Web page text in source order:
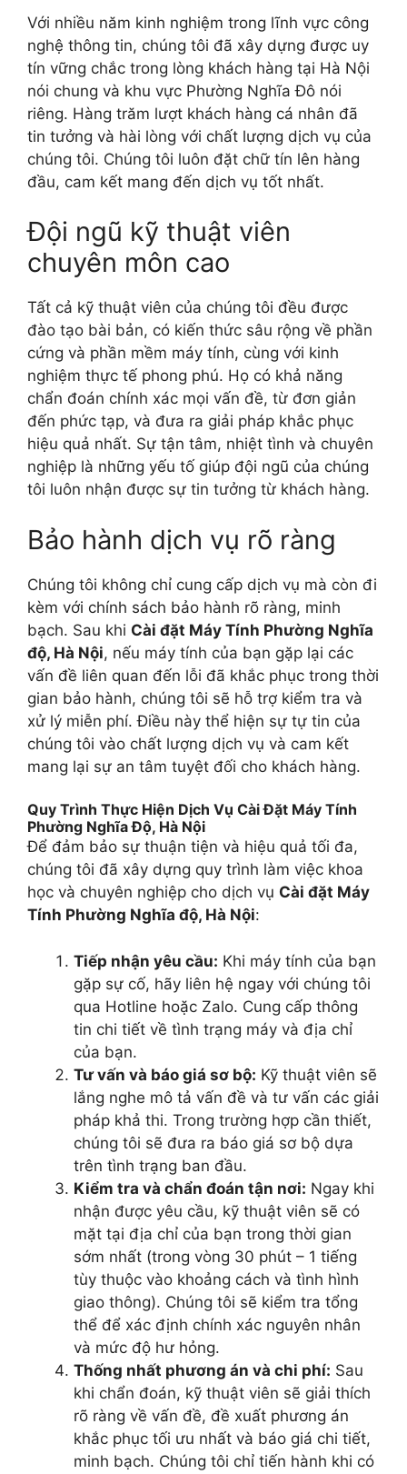
Với nhiều năm kinh nghiệm trong lĩnh vực công
nghệ thông tin, chúng tôi đã xây dựng được uy
tín vững chắc trong lòng khách hàng tại Hà Nội
nói chung và khu vực Phường Nghĩa Đô nói
riêng. Hàng trăm lượt khách hàng cá nhân đã
tin tưởng và hài lòng với chất lượng dịch vụ của
chúng tôi. Chúng tôi luôn đặt chữ tín lên hàng
đầu, cam kết mang đến dịch vụ tốt nhất.
Đội ngũ kỹ thuật viên
chuyên môn cao
Tất cả kỹ thuật viên của chúng tôi đều được
đào tạo bài bản, có kiến thức sâu rộng về phần
cứng và phần mềm máy tính, cùng với kinh
nghiệm thực tế phong phú. Họ có khả năng
chẩn đoán chính xác mọi vấn đề, từ đơn giản
đến phức tạp, và đưa ra giải pháp khắc phục
hiệu quả nhất. Sự tận tâm, nhiệt tình và chuyên
nghiệp là những yếu tố giúp đội ngũ của chúng
tôi luôn nhận được sự tin tưởng từ khách hàng.
Bảo hành dịch vụ rõ ràng
Chúng tôi không chỉ cung cấp dịch vụ mà còn đi
kèm với chính sách bảo hành rõ ràng, minh
bạch. Sau khi Cài đặt Máy Tính Phường Nghĩa
độ, Hà Nội, nếu máy tính của bạn gặp lại các
vấn đề liên quan đến lỗi đã khắc phục trong thời
gian bảo hành, chúng tôi sẽ hỗ trợ kiểm tra và
xử lý miễn phí. Điều này thể hiện sự tự tin của
chúng tôi vào chất lượng dịch vụ và cam kết
mang lại sự an tâm tuyệt đối cho khách hàng.
Quy Trình Thực Hiện Dịch Vụ Cài Đặt Máy Tính
Phường Nghĩa Độ, Hà Nội
Để đảm bảo sự thuận tiện và hiệu quả tối đa,
chúng tôi đã xây dựng quy trình làm việc khoa
học và chuyên nghiệp cho dịch vụ Cài đặt Máy
Tính Phường Nghĩa độ, Hà Nội:
Tiếp nhận yêu cầu: Khi máy tính của bạn
gặp sự cố, hãy liên hệ ngay với chúng tôi
qua Hotline hoặc Zalo. Cung cấp thông
tin chi tiết về tình trạng máy và địa chỉ
của bạn.
Tư vấn và báo giá sơ bộ: Kỹ thuật viên sẽ
lắng nghe mô tả vấn đề và tư vấn các giải
pháp khả thi. Trong trường hợp cần thiết,
chúng tôi sẽ đưa ra báo giá sơ bộ dựa
trên tình trạng ban đầu.
Kiểm tra và chẩn đoán tận nơi: Ngay khi
nhận được yêu cầu, kỹ thuật viên sẽ có
mặt tại địa chỉ của bạn trong thời gian
sớm nhất (trong vòng 30 phút – 1 tiếng
tùy thuộc vào khoảng cách và tình hình
giao thông). Chúng tôi sẽ kiểm tra tổng
thể để xác định chính xác nguyên nhân
và mức độ hư hỏng.
Thống nhất phương án và chi phí: Sau
khi chẩn đoán, kỹ thuật viên sẽ giải thích
rõ ràng về vấn đề, đề xuất phương án
khắc phục tối ưu nhất và báo giá chi tiết,
minh bạch. Chúng tôi chỉ tiến hành khi có